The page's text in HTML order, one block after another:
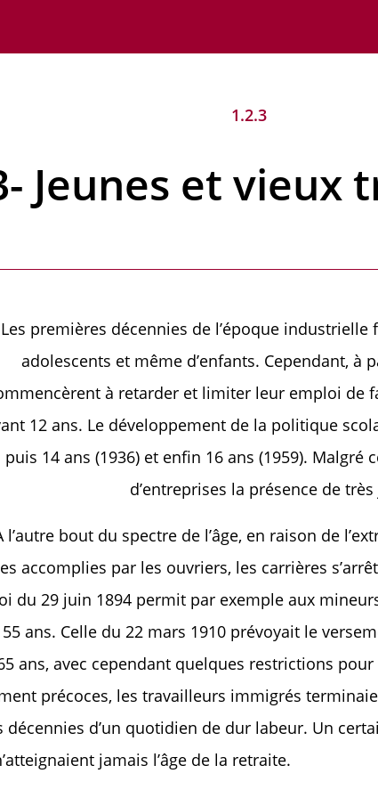
1.2.3
Jeunes et vieux
Les premières décennies de l’époque
adolescents et même d’enfants. Cependant, à
à retarder et limiter leur emploi de
12 ans. Le développement de la politique
puis 14 ans (1936) et enfin 16 ans (1959).
d’entreprises la présence de
l’autre bout du spectre de l’âge, en raison de
accomplies par les ouvriers, les carrières
du 29 juin 1894 permit par exemple aux
ans. Celle du 22 mars 1910 prévoyait le
ans, avec cependant quelques restrictions
précoces, les travailleurs immigrés
d’un quotidien de dur labeur. Un
jamais l’âge de la retraite.